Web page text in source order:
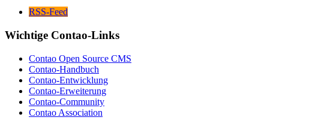
RSS-Feed
Wichtige Contao-Links
Contao Open Source CMS
Contao-Handbuch
Contao-Entwicklung
Contao-Erweiterung
Contao-Community
Contao Association